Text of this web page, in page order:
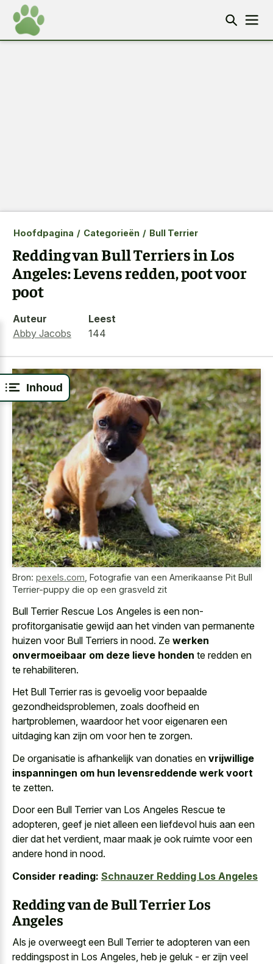
Inhoud
Hoofdpagina / Categorieën / Bull Terrier
Redding van Bull Terriers in Los
Angeles: Levens redden, poot voor
poot
Auteur
Abby Jacobs
Leest
144
Bron: pexels.com Fotografie van een Amerikaanse Pit Bull
Terrier-puppy die op een grasveld zit
Bull Terrier Rescue Los Angeles is een non-
profitorganisatie gewijd aan het vinden van permanente
huizen voor Bull Terriers in nood. Ze werken
onvermoeibaar om deze lieve honden te redden en
te rehabiliteren.
Het Bull Terrier ras is gevoelig voor bepaalde
gezondheidsproblemen, zoals doofheid en
hartproblemen, waardoor het voor eigenaren een
uitdaging kan zijn om voor hen te zorgen.
De organisatie is afhankelijk van donaties en vrijwillige
inspanningen om hun levensreddende werk voort
te zetten.
Door een Bull Terrier van Los Angeles Rescue te
adopteren, geef je niet alleen een liefdevol huis aan een
dier dat het verdient, maar maak je ook ruimte voor een
andere hond in nood.
Consider reading: Schnauzer Redding Los Angeles
Redding van de Bull Terrier Los
Angeles
Als je overweegt een Bull Terrier te adopteren van een
reddingspost in Los Angeles, heb je geluk - er zijn veel